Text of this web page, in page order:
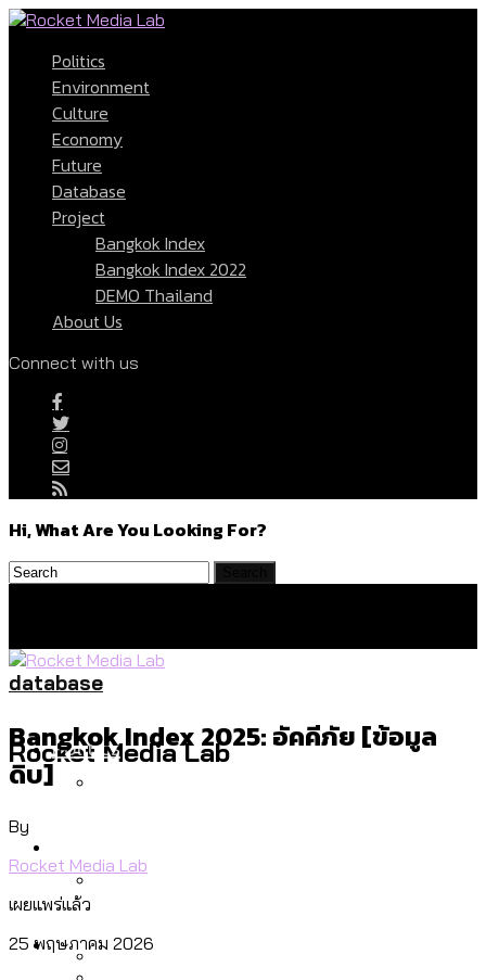
Politics
Environment
Culture
Economy
Future
Database
Project
Bangkok Index
Bangkok Index 2022
DEMO Thailand
About Us
Connect with us
Hi, What Are You Looking For?
Rocket Media Lab
Politics
จราจรฯ เพิ่ม 150% มีเพียง 5 เขตที่งบเพิ่ม
สำรวจเหตุไฟไหม้ในกรุงเทพฯ ส่วนใหญ่มา
Culture
database
Bangkok Index 2025: อัคคีภัย [ข้อมูล
ดิบ]
By
Rocket Media Lab
เผยแพร่แล้ว
25 พฤษภาคม 2026